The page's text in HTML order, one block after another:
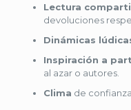
Lectura
devoluciones
Dinámicas
Inspiración a
al azar o autores.
Clima de